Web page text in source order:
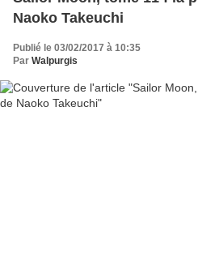
Naoko Takeuchi
Publié le 03/02/2017 à 10:35
Par Walpurgis